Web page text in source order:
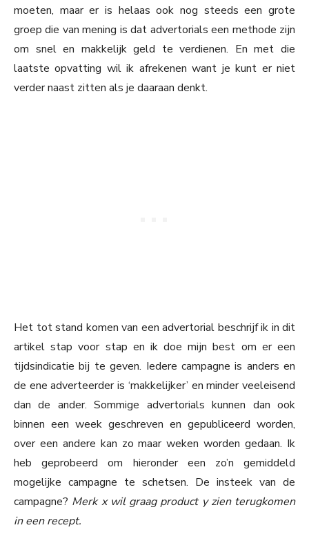
moeten, maar er is helaas ook nog steeds een grote
groep die van mening is dat advertorials een methode zijn
om snel en makkelijk geld te verdienen. En met die
laatste opvatting wil ik afrekenen want je kunt er niet
verder naast zitten als je daaraan denkt.
Het tot stand komen van een advertorial beschrijf ik in dit
artikel stap voor stap en ik doe mijn best om er een
tijdsindicatie bij te geven. Iedere campagne is anders en
de ene adverteerder is ‘makkelijker’ en minder veeleisend
dan de ander. Sommige advertorials kunnen dan ook
binnen een week geschreven en gepubliceerd worden,
over een andere kan zo maar weken worden gedaan. Ik
heb geprobeerd om hieronder een zo’n gemiddeld
mogelijke campagne te schetsen. De insteek van de
campagne? Merk x wil graag product y zien terugkomen
in een recept.